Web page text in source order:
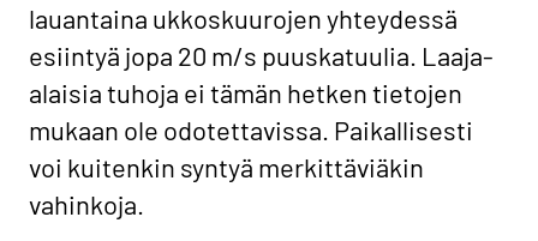
lauantaina ukkoskuurojen yhteydessä
esiintyä jopa 20 m/s puuskatuulia. Laaja-
alaisia tuhoja ei tämän hetken tietojen
mukaan ole odotettavissa. Paikallisesti
voi kuitenkin syntyä merkittäviäkin
vahinkoja.